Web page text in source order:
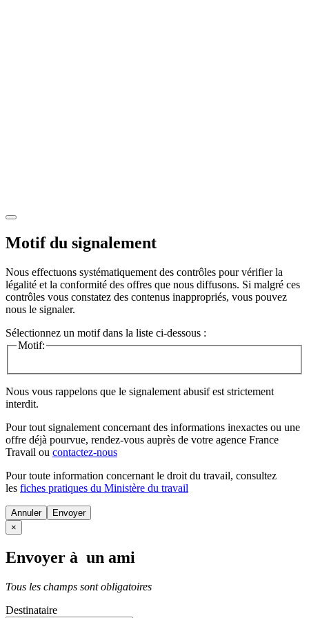
Motif du signalement
Nous effectuons systématiquement des contrôles pour vérifier la
légalité et la conformité des offres que nous diffusons. Si malgré ces
contrôles vous constatez des contenus inappropriés, vous pouvez
nous le signaler.
Sélectionnez un motif dans la liste ci-dessous :
Motif:
Nous vous rappelons que le signalement abusif est strictement
interdit.
Pour tout signalement concernant des informations inexactes ou une
offre déjà pourvue, rendez-vous auprès de votre agence France
Travail ou contactez-nous
Pour toute information concernant le droit du travail, consultez
les fiches pratiques du Ministère du travail
Annuler
×
Envoyer à un ami
Tous les champs sont obligatoires
Destinataire